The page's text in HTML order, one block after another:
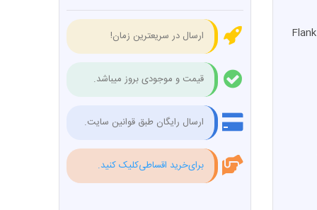
ارسال در سریعترین زمان!
قیمت و موجودی بروز میباشد.
ارسال رایگان طبق قوانین سایت.
برای‌خرید اقساطی‌کلیک کنید.